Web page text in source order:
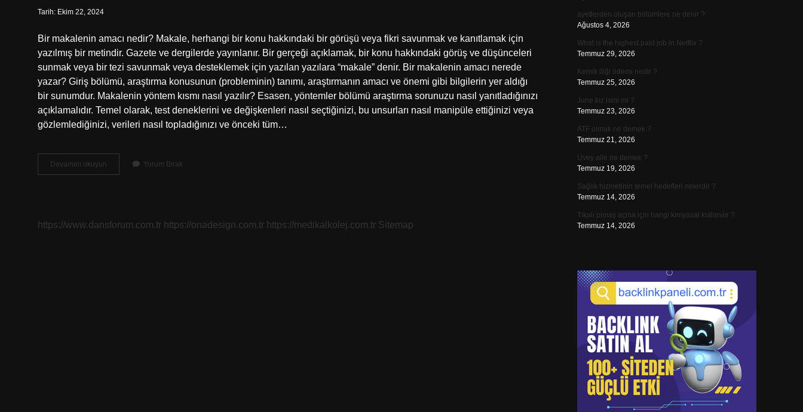
Tarih: Ekim 22, 2024
Bir makalenin amacı nedir? Makale, herhangi bir konu hakkındaki bir görüşü veya fikri savunmak ve kanıtlamak için
yazılmış bir metindir. Gazete ve dergilerde yayınlanır. Bir gerçeği açıklamak, bir konu hakkındaki görüş ve düşünceleri
sunmak veya bir tezi savunmak veya desteklemek için yazılan yazılara “makale” denir. Bir makalenin amacı nerede
yazar? Giriş bölümü, araştırma konusunun (probleminin) tanımı, araştırmanın amacı ve önemi gibi bilgilerin yer aldığı
bir sunumdur. Makalenin yöntem kısmı nasıl yazılır? Esasen, yöntemler bölümü araştırma sorunuzu nasıl yanıtladığınızı
açıklamalıdır. Temel olarak, test deneklerini ve değişkenleri nasıl seçtiğinizi, bu unsurları nasıl manipüle ettiğinizi veya
gözlemlediğinizi, verileri nasıl topladığınızı ve önceki tüm…
Devamını okuyun Makalenin
Amacı
Yorum Bırak
https://www.dansforum.com.tr https://onadesign.com.tr https://medikalkolej.com.tr Sitemap
ayetlerden oluşan bölümlere ne denir ?
Ağustos 4, 2026
What is the highest paid job in Netflix ?
Temmuz 29, 2026
Kemik iliği ödemi nedir ?
Temmuz 25, 2026
June kız ismi mi ?
Temmuz 23, 2026
ATF olmak ne demek ?
Temmuz 21, 2026
Üvey aile ne demek ?
Temmuz 19, 2026
Sağlık hizmetinin temel hedefleri nelerdir ?
Temmuz 14, 2026
Tıkalı pimaş açma için hangi kimyasal kullanılır ?
Temmuz 14, 2026